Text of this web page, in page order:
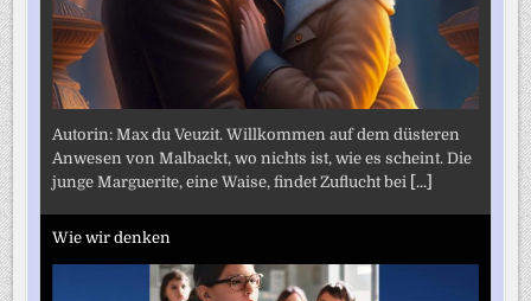
Autorin: Max du Veuzit. Willkommen auf dem düsteren
Anwesen von Malbackt, wo nichts ist, wie es scheint. Die
junge Marguerite, eine Waise, findet Zuflucht bei [...]
Wie wir denken